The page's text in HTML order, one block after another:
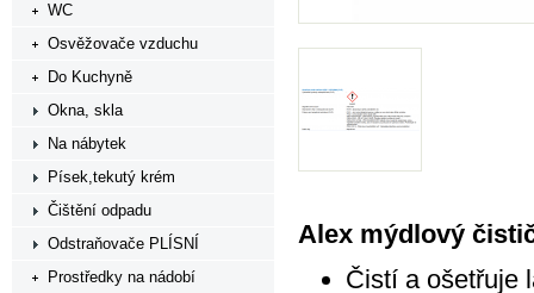
Alex mýdlový
Čistí a ošetřuje
WC
Osvěžovače vzduchu
Do Kuchyně
Okna, skla
Na nábytek
Písek,tekutý krém
Čištění odpadu
Odstraňovače PLÍSNÍ
Prostředky na nádobí